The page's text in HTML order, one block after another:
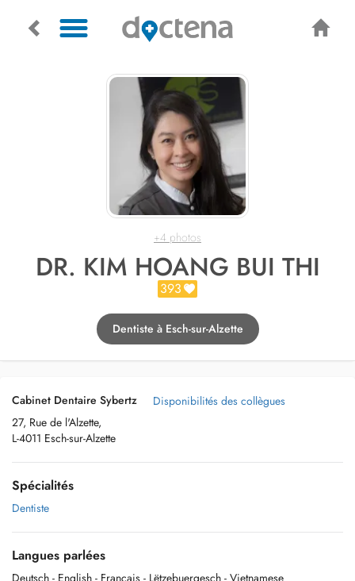
+4 photos
DR. KIM HOANG BUI THI
393
Dentiste à Esch-sur-Alzette
Cabinet Dentaire Sybertz
27, Rue de l'Alzette,
L-4011 Esch-sur-Alzette
Disponibilités des collègues
Spécialités
Dentiste
Langues parlées
Deutsch - English - Français - Lëtzebuergesch - Vietnamese